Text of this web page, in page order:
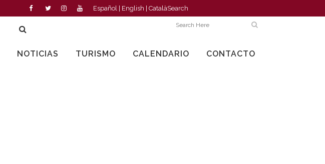
Español English CatalàSearch
NOTICIAS TURISMO CALENDARIO CONTACTO